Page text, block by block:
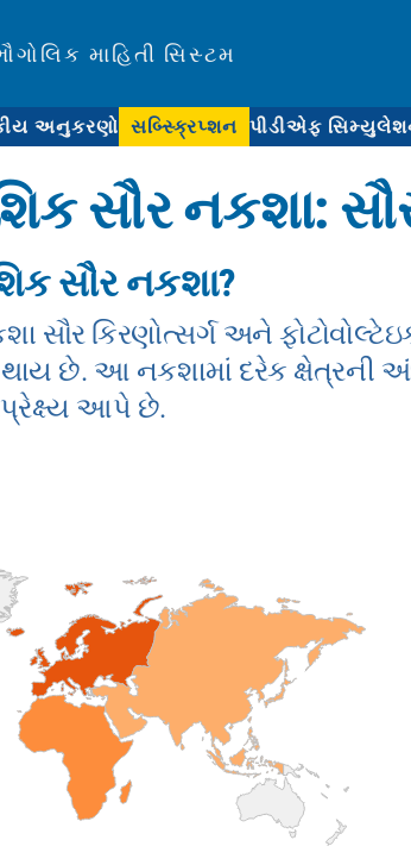
માહિતી સિસ્ટમ
અનુકરણો સબ્સ્ક્રિપ્શન પીડીએફ
સૌર નકશા:
સૌર નકશા?
સૌર કિરણોત્સર્ગ અને
થાય છે. આ નકશામાં દરેક ક્ષેત્રની
આપે છે.